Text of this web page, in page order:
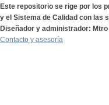
Este repositorio se rige por los
y el Sistema de Calidad con las
Diseñador y administrador:
Contacto y asesoría